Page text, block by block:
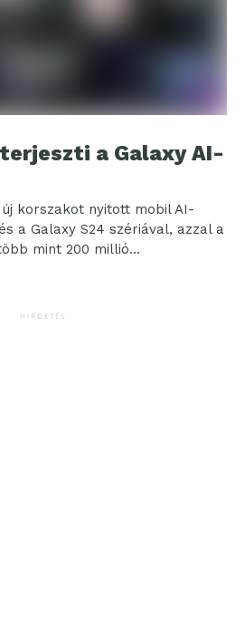
a Galaxy AI-
új korszakot nyitott mobil AI-
a Galaxy S24 szériával, azzal a
mint 200 millió...
HIRDETÉS